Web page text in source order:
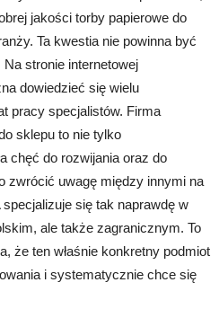
jakości torby papierowe do
Ta kwestia nie powinna być
stronie internetowej
dowiedzieć się wielu
pracy specjalistów. Firma
sklepu to nie tylko
chęć do rozwijania oraz do
zwrócić uwagę między innymi na
się tak naprawdę w
ale także zagranicznym. To
że ten właśnie konkretny podmiot
i systematycznie chce się